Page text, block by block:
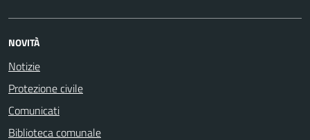
NOVITÀ
Notizie
Protezione civile
Comunicati
Biblioteca comunale